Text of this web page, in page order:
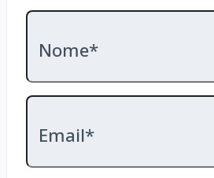
Nome*
Email*